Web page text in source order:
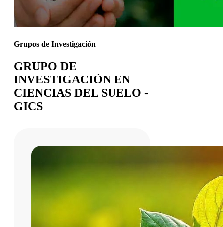
Grupos de Investigación
GRUPO DE
INVESTIGACIÓN EN
CIENCIAS DEL SUELO -
GICS